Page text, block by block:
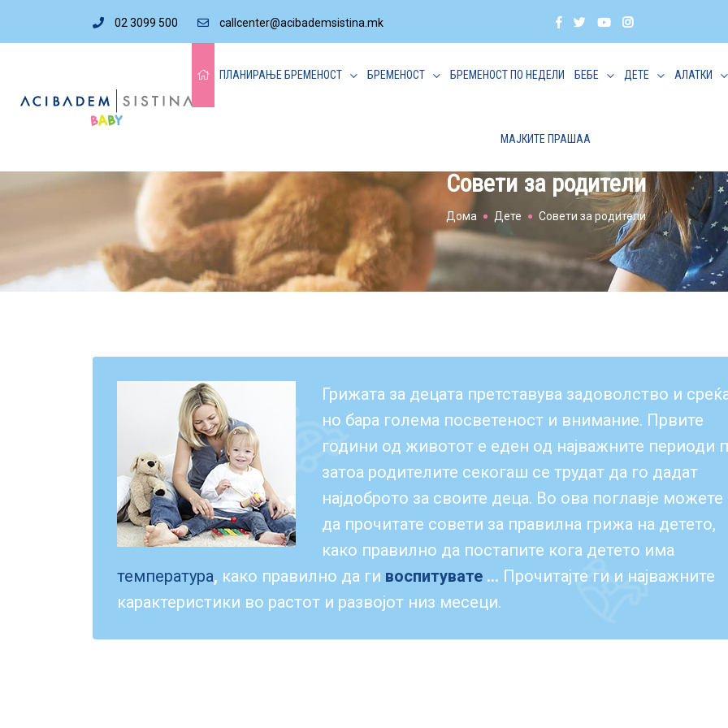
02 3099 500 callcenter@acibademsistina.mk
ПЛАНИРАЊЕ БРЕМЕНОСТ БРЕМЕНОСТ БРЕМЕНОСТ ПО НЕДЕЛИ БЕБЕ ДЕТЕ АЛАТКИ
МАЈКИТЕ ПРАШАА
Совети за родители
Дома Дете Совети за родители
Грижата за децата претставува задоволство и
но бара голема посветеност и внимание. Првите
години од животот е еден од најважните периоди
затоа родителите секогаш се трудат да го дадат
најдоброто за своите деца. Во ова поглавје можете
да прочитате совети за правилна грижа на детето,
како правилно да постапите кога детето има
температура, како правилно да ги воспитувате ... Прочитајте ги и најважните
карактеристики во растот и развојот низ месеци.